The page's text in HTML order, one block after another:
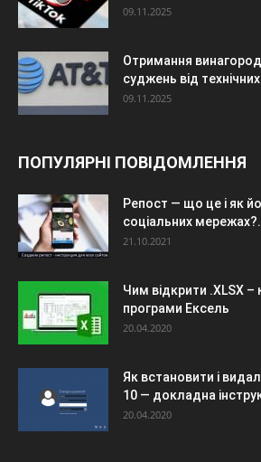
09.11.2025
Отримання
суджень від технічних
09.11.2025
ПОПУЛЯРНІ ПОВІДОМЛЕННЯ
Репост — що це і як
соціальних
21.10.2021
Чим відкрити .XLSX –
програми Ексель
20.04.2020
Як встановити і
10 — докладна
20.04.2020